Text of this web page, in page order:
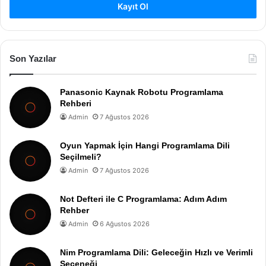
Kayıt Ol
Son Yazılar
Panasonic Kaynak Robotu Programlama
Rehberi
Admin 7 Ağustos 2026
Oyun Yapmak İçin Hangi Programlama Dili
Seçilmeli?
Admin 7 Ağustos 2026
Not Defteri ile C Programlama: Adım Adım
Rehber
Admin 6 Ağustos 2026
Nim Programlama Dili: Geleceğin Hızlı ve Verimli
Seçeneği